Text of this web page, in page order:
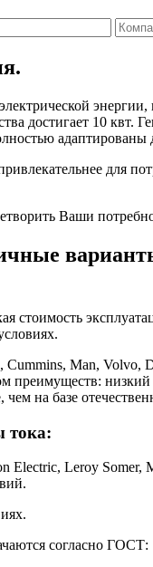
достигает 10
адаптированы
для
Ваши
стоимость
Cummins, Man,
преимуществ:
на базе
тока:
Electric, Leroy
согласно ГОСТ: